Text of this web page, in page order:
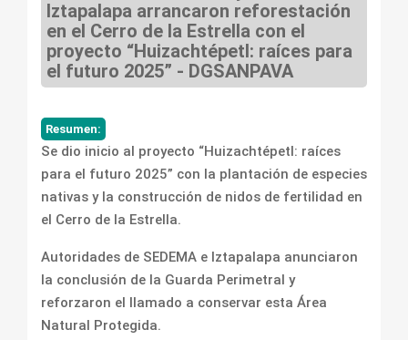
Iztapalapa arrancaron reforestación
en el Cerro de la Estrella con el
proyecto “Huizachtépetl: raíces para
el futuro 2025” - DGSANPAVA
Resumen:
Se dio inicio al proyecto “Huizachtépetl: raíces
para el futuro 2025” con la plantación de especies
nativas y la construcción de nidos de fertilidad en
el Cerro de la Estrella.
Autoridades de SEDEMA e Iztapalapa anunciaron
la conclusión de la Guarda Perimetral y
reforzaron el llamado a conservar esta Área
Natural Protegida.